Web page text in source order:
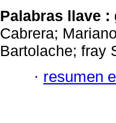
Palabras llave :
Cabrera;
Bartolache; fray
· resumen